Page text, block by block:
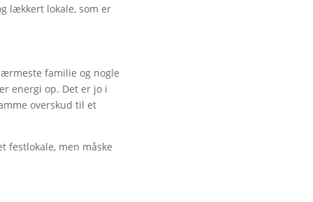
lækkert lokale, som er
familie og nogle
energi op. Det er jo i
overskud til et
festlokale, men måske